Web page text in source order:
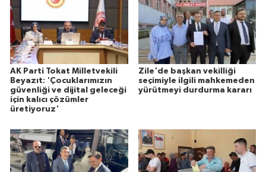
AK Parti Tokat Milletvekili
Beyazıt: 'Çocuklarımızın
güvenliği ve dijital geleceği
için kalıcı çözümler
üretiyoruz'
Zile'de başkan vekilliği
seçimiyle ilgili mahkemeden
yürütmeyi durdurma kararı